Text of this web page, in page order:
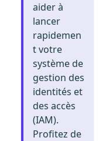
aider à
lancer
rapidemen
t votre
système de
gestion des
identités et
des accès
(IAM).
Profitez de